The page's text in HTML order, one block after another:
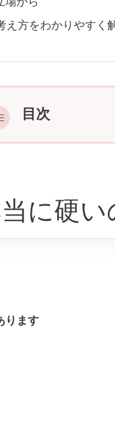
方をわかりやすく
目次
最後に近年日
に硬い
ります